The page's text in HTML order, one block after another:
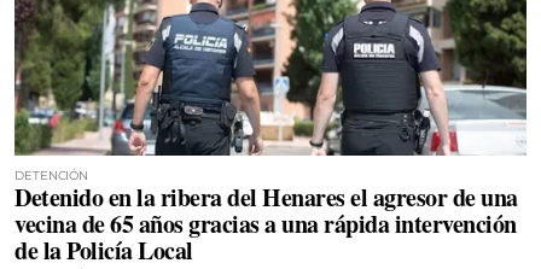
DETENCIÓN
Detenido en la ribera del Henares el agresor de una
vecina de 65 años gracias a una rápida intervención
de la Policía Local